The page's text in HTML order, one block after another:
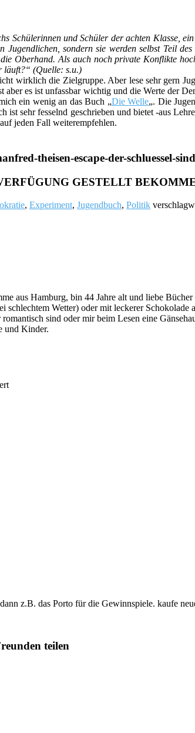
Schülerinnen und Schüler der achten Klasse,
sondern sie werden selbst Teil
Oberhand. Als auch noch private Konflikte
läuft?“ (Quelle: s.u.)
wirklich die Zielgruppe. Aber lese sehr gern
es ist unfassbar wichtig und die Werte der
ein wenig an das Buch „Die Welle„. Die
sehr fesselnd geschrieben und bietet -aus
jeden Fall weiterempfehlen.
theisen-escape-der-schluessel-
GESTELLT
, Experiment, Jugendbuch, Politik
aus Hamburg, bin 44 Jahre alt und liebe
Wetter) oder mit leckerer
sind oder mir beim Lesen eine
und Kinder.
z.B. das Porto für die Gewinnspiele. kaufe
teilen